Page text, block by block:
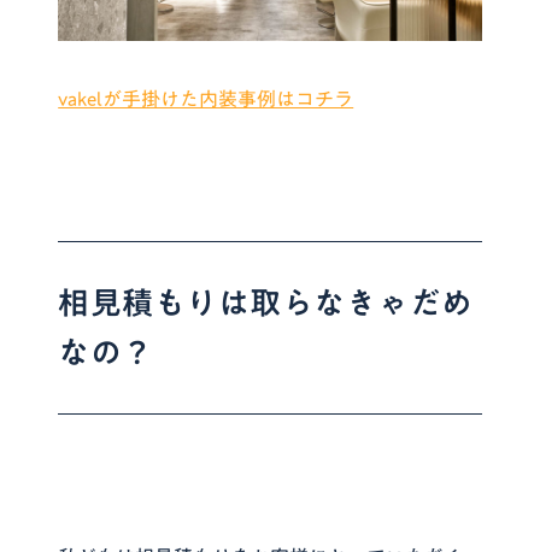
vakelが手掛けた内装事例はコチラ
相見積もりは取らなきゃだめ
なの？